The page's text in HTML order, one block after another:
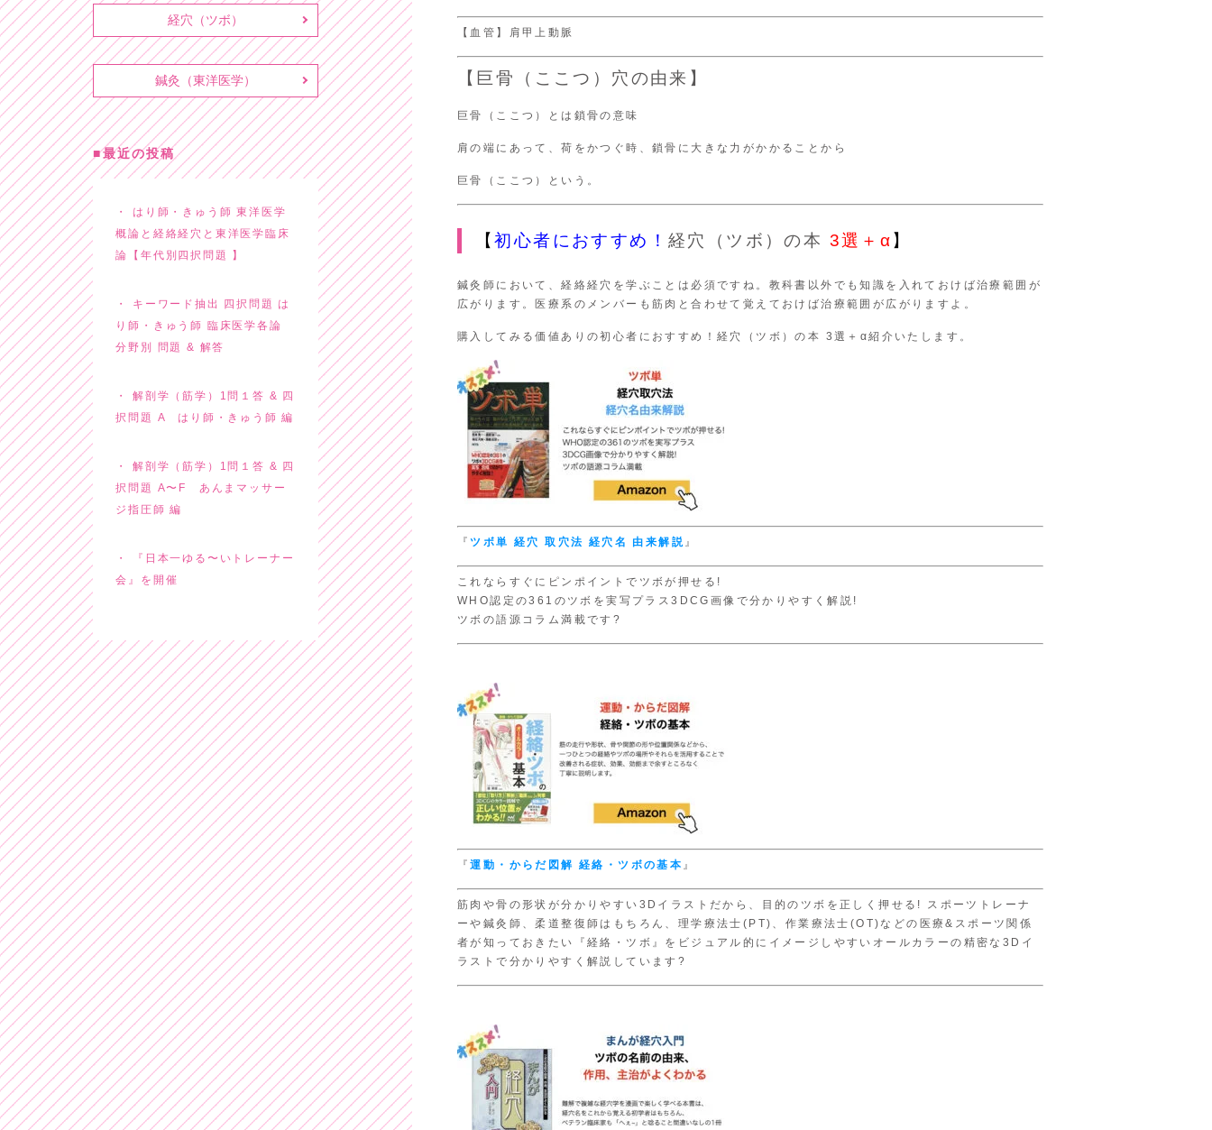
【血管】肩甲上動脈
【巨骨（ここつ）穴の由来】
巨骨（ここつ）とは鎖骨の意味
肩の端にあって、荷をかつぐ時、鎖骨に大きな力がかかることから
巨骨（ここつ）という。
【初心者におすすめ！ 経穴（ツボ）の本 3選＋α 】
鍼灸師において、経絡経穴を学ぶことは必須ですね。教科書以外でも知識を入れておけば治療範囲が
広がります。医療系のメンバーも筋肉と合わせて覚えておけば治療範囲が広がりますよ。
購入してみる価値ありの初心者におすすめ！経穴（ツボ）の本 3選＋α紹介いたします。
『ツボ単 経穴 取穴法 経穴名 由来解説 』
これならすぐにピンポイントでツボが押せる!
WHO認定の361のツボを実写プラス3DCG画像で分かりやすく解説!
ツボの語源コラム満載です?
『運動・からだ図解 経絡・ツボの基本 』
筋肉や骨の形状が分かりやすい3Dイラストだから、目的のツボを正しく押せる! スポーツトレーナ
ーや鍼灸師、柔道整復師はもちろん、理学療法士(PT)、作業療法士(OT)などの医療&スポーツ関係
者が知っておきたい『経絡・ツボ』をビジュアル的にイメージしやすいオールカラーの精密な3Dイ
ラストで分かりやすく解説しています?
経穴（ツボ）
鍼灸（東洋医学）
最近の投稿
はり師・きゅう師 東洋医学
概論と経絡経穴と東洋医学臨床
論【年代別四択問題 】
キーワード抽出 四択問題 は
り師・きゅう師 臨床医学各論
分野別 問題 & 解答
解剖学（筋学）1問１答 & 四
択問題 A はり師・きゅう師 編
解剖学（筋学）1問１答 & 四
択問題 A〜F あんまマッサー
ジ指圧師 編
『日本一ゆる〜いトレーナー
会』を開催